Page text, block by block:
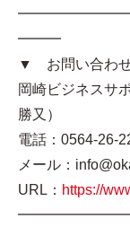
━━━
▼ お問い合
岡崎ビジネスサ
勝又）
電話：0564-26-
メール：
URL： https://